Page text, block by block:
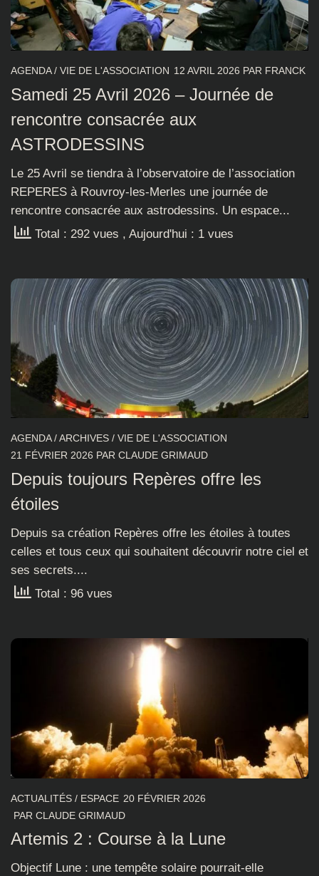
AGENDA/ VIE DE L'ASSOCIATION 12 AVRIL 2026 PAR FRANCK
Samedi 25 Avril 2026 – Journée de
rencontre consacrée aux
ASTRODESSINS
Le 25 Avril se tiendra à l’observatoire de l’association
REPERES à Rouvroy-les-Merles une journée de
rencontre consacrée aux astrodessins. Un espace...
Total : 292 vues , Aujourd'hui : 1 vues
AGENDA/ARCHIVES / VIE DE L'ASSOCIATION
21 FÉVRIER 2026 PAR CLAUDE GRIMAUD
Depuis toujours Repères offre les
étoiles
Depuis sa création Repères offre les étoiles à toutes
celles et tous ceux qui souhaitent découvrir notre ciel et
ses secrets....
Total : 96 vues
ACTUALITÉS / ESPACE 20 FÉVRIER 2026
PAR CLAUDE GRIMAUD
Artemis 2 : Course à la Lune
Objectif Lune : une tempête solaire pourrait-elle